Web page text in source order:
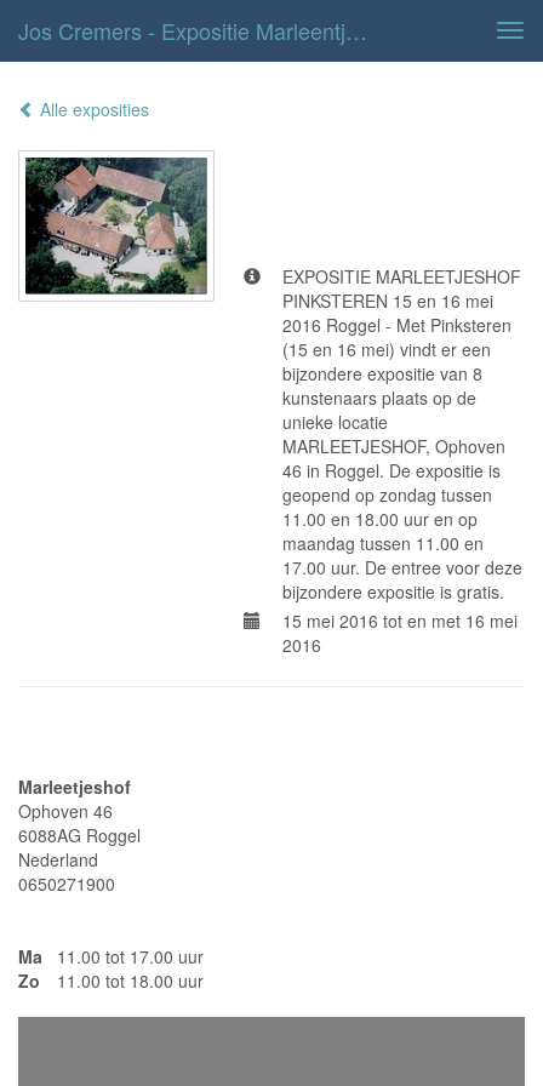
Jos Cremers - Expositie Marleentjeshof
Alle exposities
EXPOSITIE MARLEETJESHOF
PINKSTEREN 15 en 16 mei
2016 Roggel - Met Pinksteren
(15 en 16 mei) vindt er een
bijzondere expositie van 8
kunstenaars plaats op de
unieke locatie
MARLEETJESHOF, Ophoven
46 in Roggel. De expositie is
geopend op zondag tussen
11.00 en 18.00 uur en op
maandag tussen 11.00 en
17.00 uur. De entree voor deze
bijzondere expositie is gratis.
15 mei 2016 tot en met 16 mei
2016
Marleetjeshof
Ophoven 46
6088AG Roggel
Nederland
0650271900
Ma
11.00 tot 17.00 uur
Zo
11.00 tot 18.00 uur